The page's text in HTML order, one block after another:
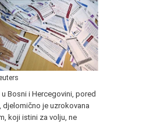
Bosni i Hercegovini, pored
je uzrokovana
koji istini za volju, ne